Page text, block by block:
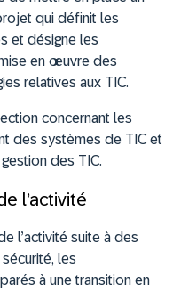
qui définit les
et désigne les
en œuvre des
relatives aux TIC.
concernant les
des systèmes de TIC et
des TIC.
l’activité
l’activité suite à des
les
à une transition en